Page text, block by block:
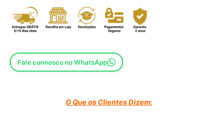
Fale connosco no WhatsApp
O Que os Clientes Dizem: